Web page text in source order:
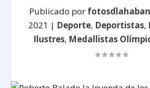
Publicado por
2021 | Deporte, Deportistas,
Ilustres, Medallistas